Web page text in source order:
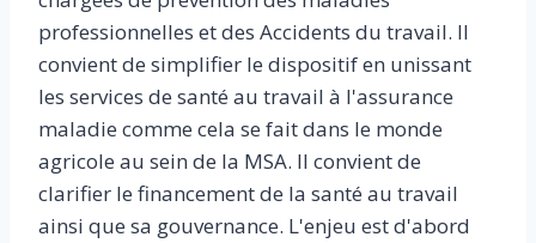
professionnelles et des Accidents du travail. Il
convient de simplifier le dispositif en unissant
les services de santé au travail à l'assurance
maladie comme cela se fait dans le monde
agricole au sein de la MSA. Il convient de
clarifier le financement de la santé au travail
ainsi que sa gouvernance. L'enjeu est d'abord